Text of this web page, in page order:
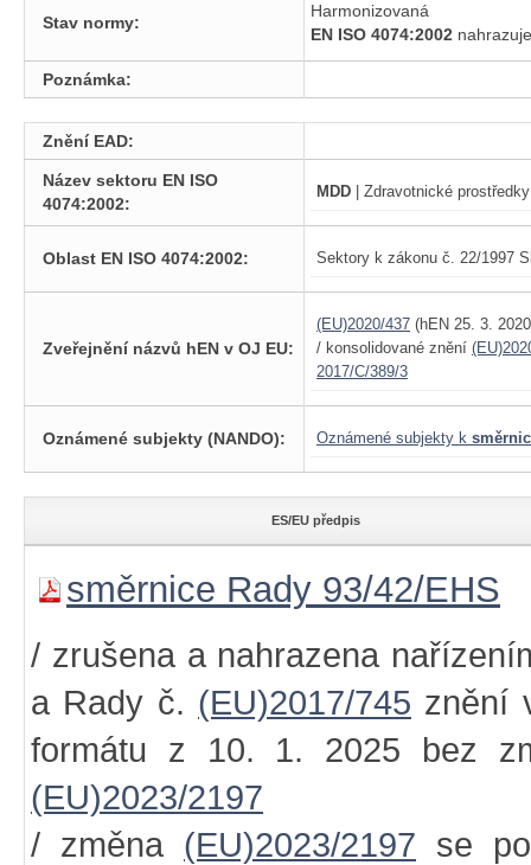
Stav normy:
Harmonizovaná
EN ISO 4074:2002
Poznámka:
Znění EAD:
Název sektoru EN ISO
4074:2002:
MDD | Zdravotnické
Oblast EN ISO 4074:2002: Sektory k zákonu č. 22/1997
Zveřejnění názvů hEN v OJ EU:
(EU)2020/437 (hEN 25. 3.
/ konsolidované znění
2017/C/389/3
Oznámené subjekty (NANDO): Oznámené subjekty k
ES/EU předpis
směrnice Rady 93/42/EHS
/ zrušena a nahrazena
a Rady č. (EU)2017/745 znění
formátu z 10. 1. 2025 bez
(EU)2023/2197
/ změna (EU)2023/2197 se